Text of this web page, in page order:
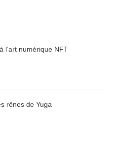
l’art numérique NFT
rênes de Yuga